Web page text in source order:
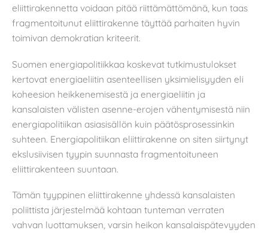
eliittirakennetta voidaan pitää riittämättömänä, kun taas
fragmentoitunut eliittirakenne täyttää parhaiten hyvin
toimivan demokratian kriteerit.
Suomen energiapolitiikkaa koskevat tutkimustulokset
kertovat energiaeliitin asenteellisen yksimielisyyden eli
koheesion heikkenemisestä ja energiaeliitin ja
kansalaisten välisten asenne-erojen vähentymisestä niin
energiapolitiikan asiasisällön kuin päätösprosessinkin
suhteen. Energiapolitiikan eliittirakenne on siten siirtynyt
ekslusiivisen tyypin suunnasta fragmentoituneen
eliittirakenteen suuntaan.
Tämän tyyppinen eliittirakenne yhdessä kansalaisten
poliittista järjestelmää kohtaan tunteman verraten
vahvan luottamuksen, varsin heikon kansalaispätevyyden